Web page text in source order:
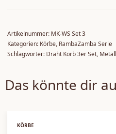
Artikelnummer: MK-WS Set 3
Kategorien: Körbe, RambaZamba Serie
Schlagwörter: Draht Korb 3er Set,
Das könnte dir
KÖRBE